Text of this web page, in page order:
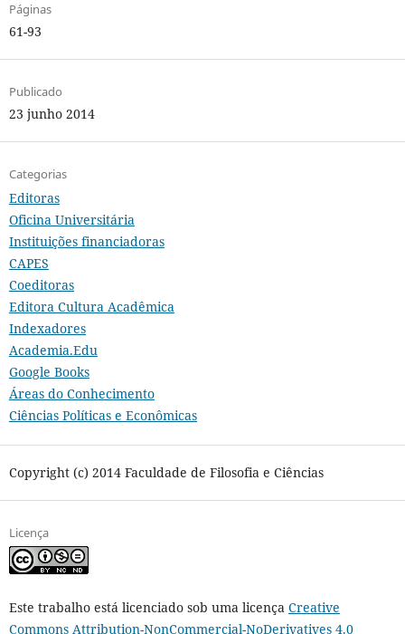
Páginas
61-93
Publicado
23 junho 2014
Categorias
Editoras
Oficina Universitária
Instituições financiadoras
CAPES
Coeditoras
Editora Cultura Acadêmica
Indexadores
Academia.Edu
Google Books
Áreas do Conhecimento
Ciências Políticas e Econômicas
Copyright (c) 2014 Faculdade de Filosofia e Ciências
Licença
Este trabalho está licenciado sob uma licença Creative
Commons Attribution-NonCommercial-NoDerivatives 4.0